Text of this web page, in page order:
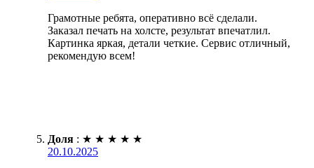
Грамотные ребята, оперативно всё сделали.
Заказал печать на холсте, результат впечатлил.
Картинка яркая, детали четкие. Сервис отличный,
рекомендую всем!
Доля : ★ ★ ★ ★ ★
20.10.2025